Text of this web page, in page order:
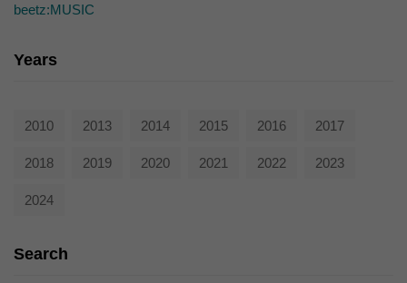
beetz:MUSIC
Years
2010 2013 2014 2015 2016 2017
2018 2019 2020 2021 2022 2023
2024
Search